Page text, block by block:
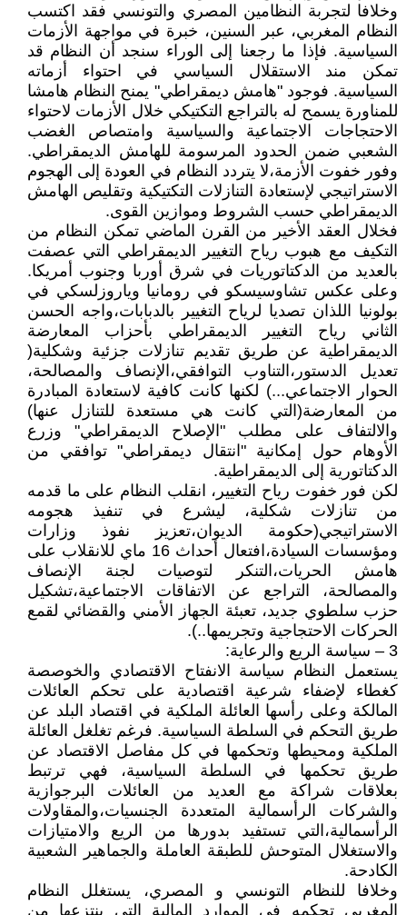
وخلافا لتجربة النظامين المصري والتونسي فقد اكتسب
النظام المغربي، عبر السنين، خبرة في مواجهة الأزمات
السياسية. فإذا ما رجعنا إلى الوراء سنجد أن النظام قد
تمكن مند الاستقلال السياسي في احتواء أزماته
السياسية. فوجود "هامش ديمقراطي" يمنح النظام هامشا
للمناورة يسمح له بالتراجع التكتيكي خلال الأزمات لاحتواء
الاحتجاجات الاجتماعية والسياسية وامتصاص الغضب
الشعبي ضمن الحدود المرسومة للهامش الديمقراطي.
وفور خفوت الأزمة،لا يتردد النظام في العودة إلى الهجوم
الاستراتيجي لإستعادة التنازلات التكتيكية وتقليص الهامش
الديمقراطي حسب الشروط وموازين القوى.
فخلال العقد الأخير من القرن الماضي تمكن النظام من
التكيف مع هبوب رياح التغيير الديمقراطي التي عصفت
بالعديد من الدكتاتوريات في شرق أوربا وجنوب أمريكا.
وعلى عكس تشاوسيسكو في رومانيا وياروزلسكي في
بولونيا اللذان تصديا لرياح التغيير بالدبابات،واجه الحسن
الثاني رياح التغيير الديمقراطي بأحزاب المعارضة
الديمقراطية عن طريق تقديم تنازلات جزئية وشكلية(
تعديل الدستور،التناوب التوافقي،الإنصاف والمصالحة،
الحوار الاجتماعي...) لكنها كانت كافية لاستعادة المبادرة
من المعارضة(التي كانت هي مستعدة للتنازل عنها)
والالتفاف على مطلب "الإصلاح الديمقراطي" وزرع
الأوهام حول إمكانية "انتقال ديمقراطي" توافقي من
الدكتاتورية إلى الديمقراطية.
لكن فور خفوت رياح التغيير، انقلب النظام على ما قدمه
من تنازلات شكلية، ليشرع في تنفيذ هجومه
الاستراتيجي(حكومة الديوان،تعزيز نفوذ وزارات
ومؤسسات السيادة،افتعال أحداث 16 ماي للانقلاب على
هامش الحريات،التنكر لتوصيات لجنة الإنصاف
والمصالحة، التراجع عن الاتفاقات الاجتماعية،تشكيل
حزب سلطوي جديد، تعبئة الجهاز الأمني والقضائي لقمع
الحركات الاحتجاجية وتجريمها..).
3 – سياسة الريع والرعاية:
يستعمل النظام سياسة الانفتاح الاقتصادي والخوصصة
كغطاء لإضفاء شرعية اقتصادية على تحكم العائلات
المالكة وعلى رأسها العائلة الملكية في اقتصاد البلد عن
طريق التحكم في السلطة السياسية. فرغم تغلغل العائلة
الملكية ومحيطها وتحكمها في كل مفاصل الاقتصاد عن
طريق تحكمها في السلطة السياسية، فهي ترتبط
بعلاقات شراكة مع العديد من العائلات البرجوازية
والشركات الرأسمالية المتعددة الجنسيات،والمقاولات
الرأسمالية،التي تستفيد بدورها من الريع والامتيازات
والاستغلال المتوحش للطبقة العاملة والجماهير الشعبية
الكادحة.
وخلافا للنظام التونسي و المصري، يستغلل النظام
المغربي تحكمه في الموارد المالية التي ينتزعها من